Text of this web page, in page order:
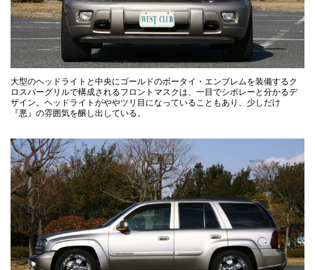
大型のヘッドライトと中央にゴールドのボータイ・エンブレムを装備するク
ロスバーグリルで構成されるフロントマスクは、一目でシボレーと分かるデ
ザイン。ヘッドライトがややツリ目になっていることもあり、少しだけ
『悪』の雰囲気を醸し出している。